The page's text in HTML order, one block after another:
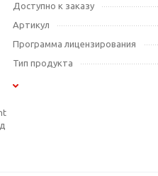
Доступно к заказу
Артикул
Программа лицензирования
Тип продукта